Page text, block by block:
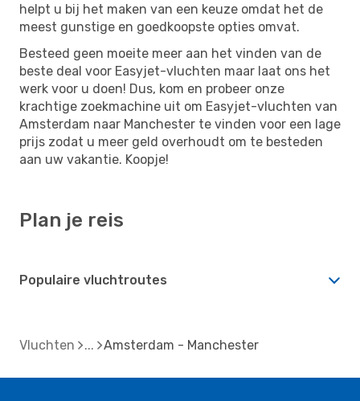
helpt u bij het maken van een keuze omdat het de
meest gunstige en goedkoopste opties omvat.
Besteed geen moeite meer aan het vinden van de
beste deal voor Easyjet-vluchten maar laat ons het
werk voor u doen! Dus, kom en probeer onze
krachtige zoekmachine uit om Easyjet-vluchten van
Amsterdam naar Manchester te vinden voor een lage
prijs zodat u meer geld overhoudt om te besteden
aan uw vakantie. Koopje!
Plan je reis
Populaire vluchtroutes
Vluchten Amsterdam - Manchester